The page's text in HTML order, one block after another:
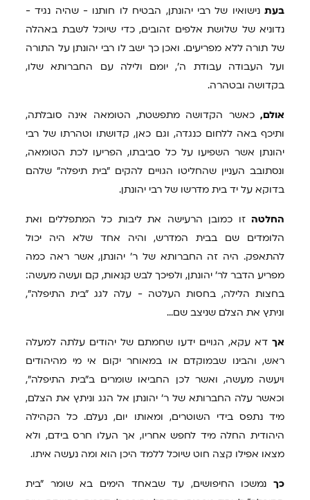
בעת נישואיו של רבי יהונתן, הבטיח לו חותנו - שהיה נגיד -
נדוניא של שלושת אלפים זהובים, כדי שיוכל לשבת באהלה
של תורה ללא מפריעים. ואכן כך ישב לו רבי יהונתן על התורה
ועל העבודה עבודת ה', יומם ולילה עם החברותא שלו,
בקדושה ובטהרה.
אולם, כאשר הקדושה מתפשטת, הטומאה אינה סובלתה,
ותיכף באה ללחום כנגדה, וגם כאן, קדושתו וטהרתו של רבי
יהונתן אשר השפיעו על כל סביבתו, הפריעו לכת הטומאה,
ונסתובב העניין שהחליטו הגויים להקים "בית תיפלה" שלהם
בדוקא על יד בית מדרשו של רבי יהונתן.
החלטה זו כמובן הרעישה את ליבות כל המתפללים ואת
הלומדים שם בבית המדרש, והיה אחד שלא היה יכול
להתאפק. היה זה החברותא של ר' יהונתן, אשר ראה כמה
מפריע הדבר לר' יהונתן, ולפיכך לבש קנאות, קם ועשה מעשה:
בחצות הלילה, בחסות העלטה - עלה לגג "בית התיפלה",
וניתץ את הצלם שניצב שם...
אך דא עקא, הגויים ידעו שחמתם של יהודים עלתה למעלה
ראש, והבינו שבמוקדם או במאוחר יקום אי מי מהיהודים
ויעשה מעשה, ואשר לכן החביאו שומרים ב"בית התיפלה",
וכאשר עלה החברותא של ר' יהונתן אל הגג וניתץ את הצלם,
מיד נתפס בידי השוטרים, ומאותו יום, נעלם. כל הקהילה
היהודית החלה מיד לחפש אחריו, אך העלו חרס בידם, ולא
מצאו אפילו קצה חוט שיוכל ללמד היכן הוא ומה נעשה איתו.
כך נמשכו החיפושים, עד שבאחד הימים בא שומר "בית